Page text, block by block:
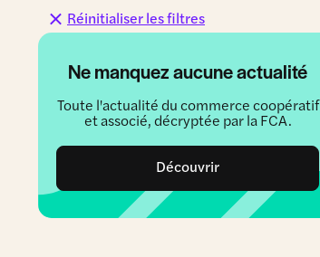
Réinitialiser les filtres
Ne manquez aucune actualité
Toute l'actualité du commerce coopératif
et associé, décryptée par la FCA.
Découvrir